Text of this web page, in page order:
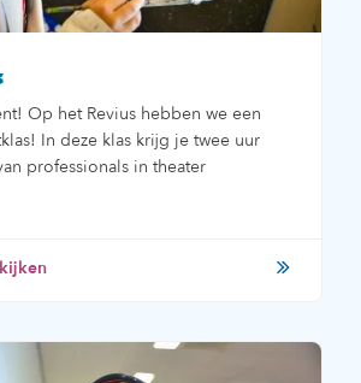
Op het Revius hebben we een
In deze klas krijg je twee uur
professionals in theater